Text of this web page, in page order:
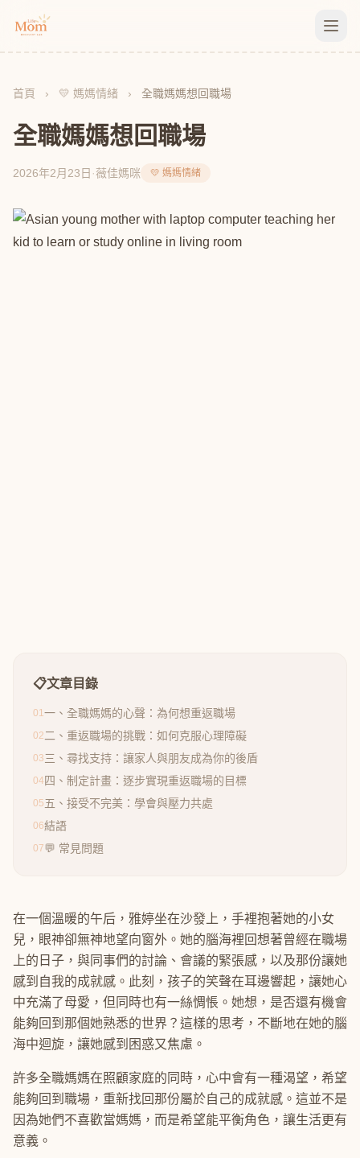
首頁 › 💛 媽媽情緒 › 全職媽媽想回職場
全職媽媽想回職場
2026年2月23日 ·薇佳媽咪 💛 媽媽情緒
📋文章目錄
01一、全職媽媽的心聲：為何想重返職場
02 二、重返職場的挑戰：如何克服心理障礙
03三、尋找支持：讓家人與朋友成為你的後盾
04 四、制定計畫：逐步實現重返職場的目標
05五、接受不完美：學會與壓力共處
06結語
07💬 常見問題
在一個溫暖的午后，雅婷坐在沙發上，手裡抱著她的小女
兒，眼神卻無神地望向窗外。她的腦海裡回想著曾經在職場
上的日子，與同事們的討論、會議的緊張感，以及那份讓她
感到自我的成就感。此刻，孩子的笑聲在耳邊響起，讓她心
中充滿了母愛，但同時也有一絲惆悵。她想，是否還有機會
能夠回到那個她熟悉的世界？這樣的思考，不斷地在她的腦
海中迴旋，讓她感到困惑又焦慮。
許多全職媽媽在照顧家庭的同時，心中會有一種渴望，希望
能夠回到職場，重新找回那份屬於自己的成就感。這並不是
因為她們不喜歡當媽媽，而是希望能平衡角色，讓生活更有
意義。